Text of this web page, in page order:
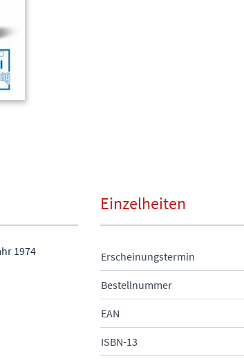
1974
Einzelheiten
Erscheinungstermin
Bestellnummer
EAN
ISBN-13